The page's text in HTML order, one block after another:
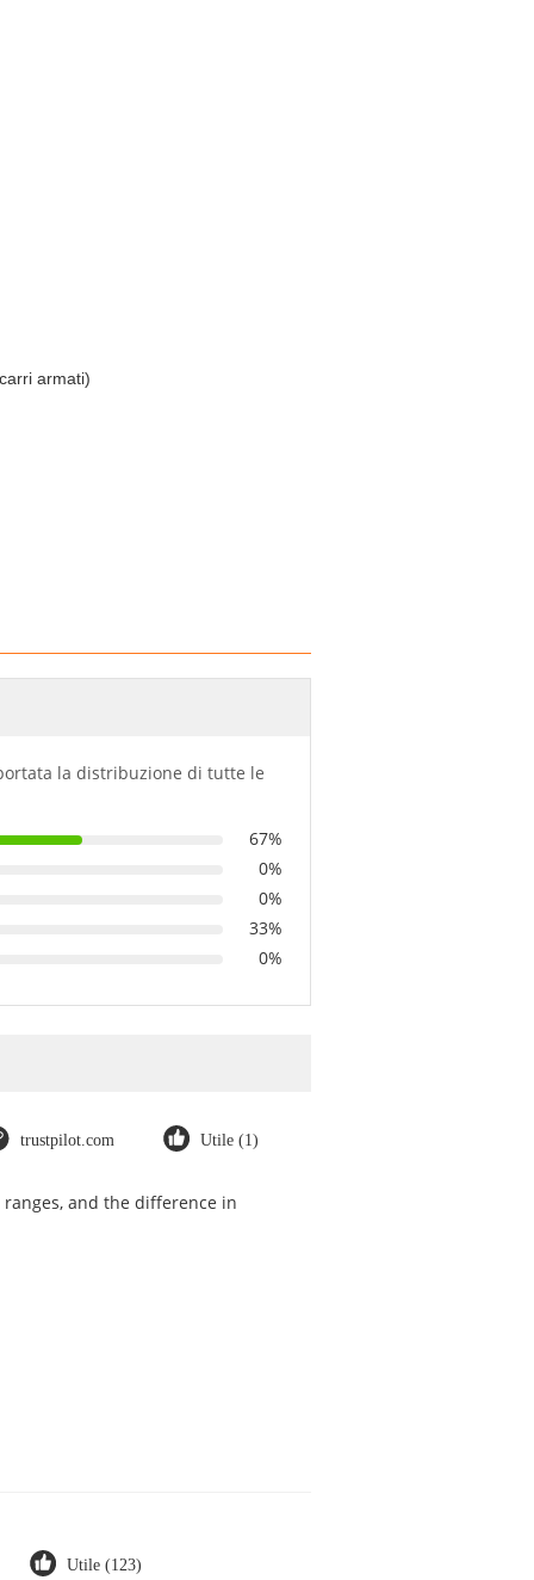
armati)
la distribuzione di tutte le
67%
0%
0%
33%
0%
trustpilot.com Utile (1)
ranges, and the difference in
Utile (123)